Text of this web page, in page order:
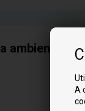
A
ambiente